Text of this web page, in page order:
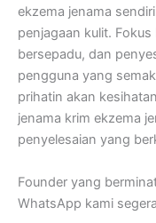
ekzema jenama
penjagaan kulit.
bersepadu, dan
pengguna yang
prihatin akan
jenama krim ekzema
penyelesaian yang
Founder yang
WhatsApp kami